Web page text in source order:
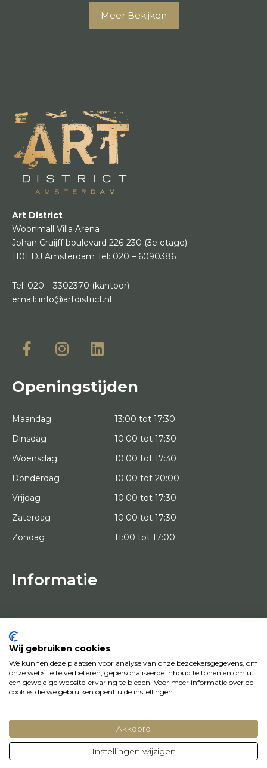
Meer Bekijken
Art District
Woonmall Villa Arena
Johan Cruijff boulevard 226-230 (3e etage)
1101 DJ Amsterdam Tel: 020 – 6090386
Tel: 020 – 3302370 (kantoor)
email: info@artdistrict.nl
Openingstijden
Maandag
13:00 tot 17:30
Dinsdag
10:00 tot 17:30
Woensdag
10:00 tot 17:30
Donderdag
10:00 tot 20:00
Vrijdag
10:00 tot 17:30
Zaterdag
10:00 tot 17:30
Zondag
11:00 tot 17:00
Informatie
HOME
KUNSTENAARS
KUNSTWERKEN
HOE WERKT HET
NEWS
CONTACT
© Copyright 2022 Art District | Website door
Heb je een vraag? Laat het ons weten, we helpen je graag en snel!
Wij gebruiken cookies
We kunnen deze plaatsen voor analyse van onze bezoekersgegevens, om
onze website te verbeteren, gepersonaliseerde inhoud te tonen en om u
een geweldige website-ervaring te bieden. Voor meer informatie over de
cookies die we gebruiken opent u de instellingen.
Akkoord
Instellingen wijzigen